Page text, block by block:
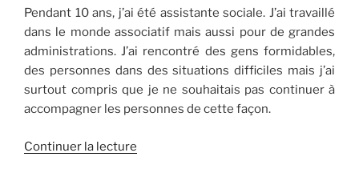
Pendant 10 ans, j’ai été assistante sociale. J’ai travaillé
dans le monde associatif mais aussi pour de grandes
administrations. J’ai rencontré des gens formidables,
des personnes dans des situations difficiles mais j’ai
surtout compris que je ne souhaitais pas continuer à
accompagner les personnes de cette façon.
Continuer la lecture